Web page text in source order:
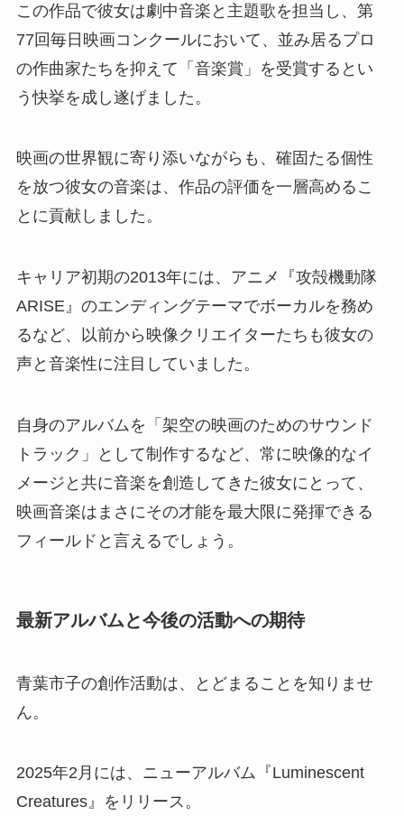
この作品で彼女は劇中音楽と主題歌を担当し、第
77回毎日映画コンクールにおいて、並み居るプロ
の作曲家たちを抑えて「音楽賞」を受賞するとい
う快挙を成し遂げました。
映画の世界観に寄り添いながらも、確固たる個性
を放つ彼女の音楽は、作品の評価を一層高めるこ
とに貢献しました。
キャリア初期の2013年には、アニメ『攻殻機動隊
ARISE』のエンディングテーマでボーカルを務め
るなど、以前から映像クリエイターたちも彼女の
声と音楽性に注目していました。
自身のアルバムを「架空の映画のためのサウンド
トラック」として制作するなど、常に映像的なイ
メージと共に音楽を創造してきた彼女にとって、
映画音楽はまさにその才能を最大限に発揮できる
フィールドと言えるでしょう。
最新アルバムと今後の活動への期待
青葉市子の創作活動は、とどまることを知りませ
ん。
2025年2月には、ニューアルバム『Luminescent
Creatures』をリリース。